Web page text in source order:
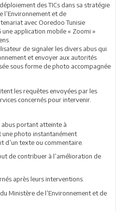
des TICs dans sa stratégie
l’Environnement et de
avec Ooredoo Tunisie
une application mobile « Zoomi »
de signaler les divers abus qui
et envoyer aux autorités
sous forme de photo accompagnée
les requêtes envoyées par les
concernés pour intervenir.
portant atteinte à
une photo instantanément
d’un texte ou commentaire.
de contribuer à l’amélioration de
après leurs interventions.
Ministère de l’Environnement et de